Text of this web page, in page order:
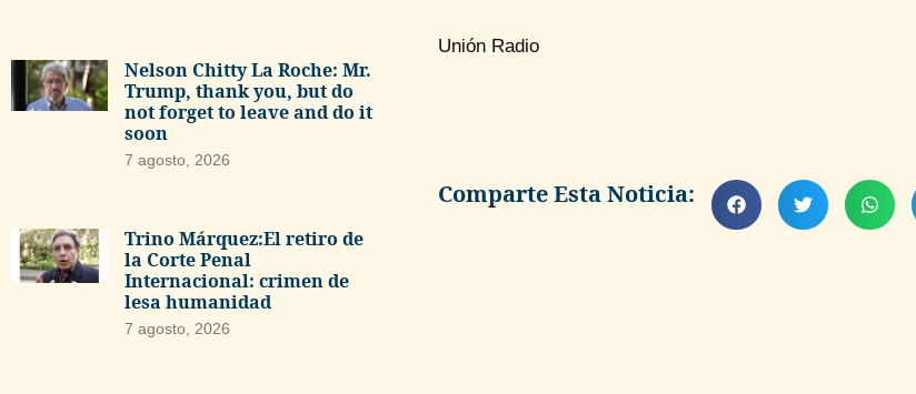
Nelson Chitty La Roche: Mr.
Trump, thank you, but do
not forget to leave and do it
soon
7 agosto, 2026
Trino Márquez:El retiro de
la Corte Penal
Internacional: crimen de
lesa humanidad
7 agosto, 2026
Unión Radio
Comparte Esta Noticia: